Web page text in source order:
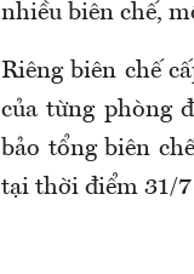
nhiều biên chế,
Riêng biên chế
của từng phòng
bảo tổng biên
tại thời điểm 31/